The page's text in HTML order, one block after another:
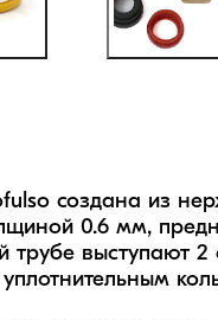
создана из
0.6 мм,
трубе выступают
уплотнительным